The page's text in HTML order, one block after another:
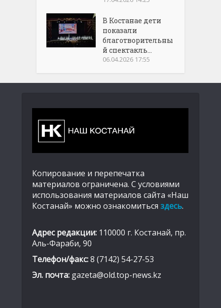
В Костанае дети
показали
благотворительны
й спектакль...
06.04.2026 17:55
Копирование и перепечатка
материалов ограничена. С условиями
использования материалов сайта «Наш
Костанай» можно ознакомиться здесь.
Адрес редакции: 110000 г. Костанай, пр.
Аль-Фараби, 90
Телефон/факс:8 (7142) 54-27-53
Эл. почта: gazeta@old.top-news.kz